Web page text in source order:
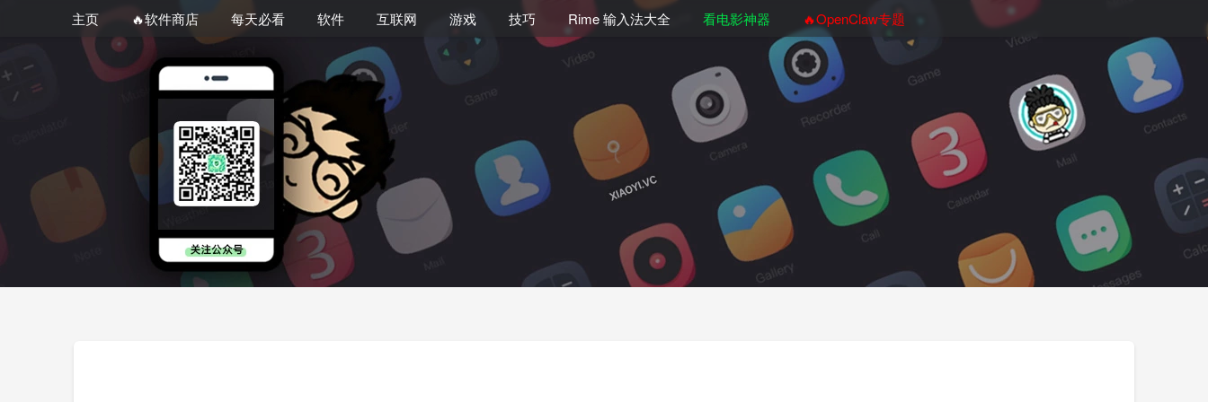
主页 🔥软件商店 每天必看 软件 互联网 游戏 技巧 Rime 输入法大全 看电影神器 🔥OpenClaw专题